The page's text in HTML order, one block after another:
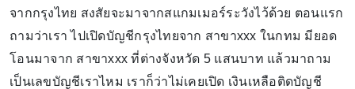
จากกรุงไทย สงสัยจะมาจากสแกมเมอร์ระวังไว้ด้วย ตอนแรก
ถามว่าเรา ไปเปิดบัญชีกรุงไทยจาก สาขาxxx ในกทม มียอด
โอนมาจาก สาขาxxx ที่ต่างจังหวัด 5 แสนบาท แล้วมาถาม
เป็นเลขบัญชีเราไหม เราก็ว่าไม่เคยเปิด เงินเหลือติดบัญชี